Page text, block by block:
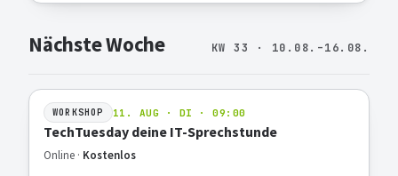
Nächste Woche KW 33 · 10.08.–16.08.
WORKSHOP 11. AUG · DI · 09:00
TechTuesday deine IT-Sprechstunde
Online · Kostenlos